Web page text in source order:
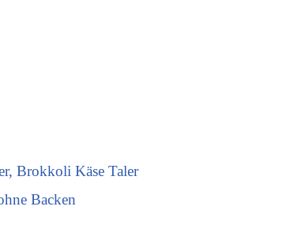
Brokkoli Käse Taler
Backen